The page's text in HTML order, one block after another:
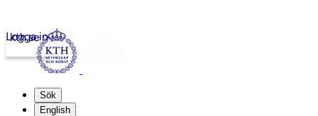
kth.se
Logga in
Sök
English